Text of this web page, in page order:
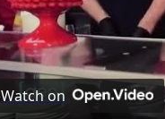
Watch on